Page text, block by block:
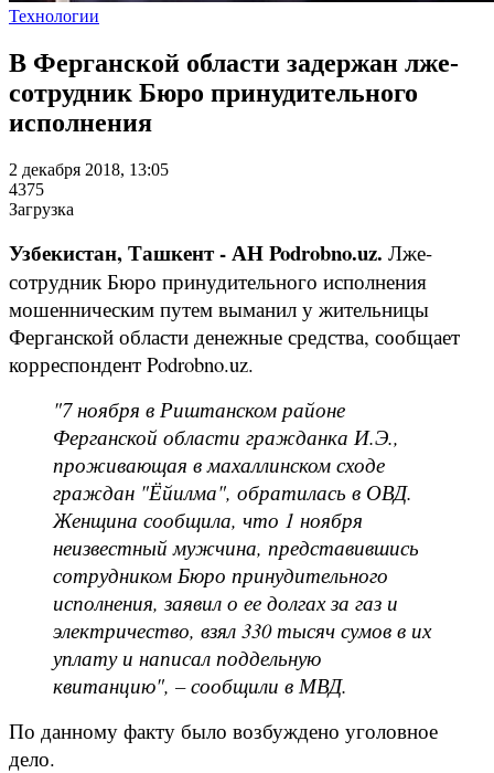
Технологии
В Ферганской области задержан лже-
сотрудник Бюро принудительного
исполнения
2 декабря 2018, 13:05
4375
Загрузка
Узбекистан, Ташкент - АН Podrobno.uz. Лже-
сотрудник Бюро принудительного исполнения
мошенническим путем выманил у жительницы
Ферганской области денежные средства, сообщает
корреспондент Podrobno.uz.
"7 ноября в Риштанском районе
Ферганской области гражданка И.Э.,
проживающая в махаллинском сходе
граждан "Ёйилма", обратилась в ОВД.
Женщина сообщила, что 1 ноября
неизвестный мужчина, представившись
сотрудником Бюро принудительного
исполнения, заявил о ее долгах за газ и
электричество, взял 330 тысяч сумов в их
уплату и написал поддельную
квитанцию", – сообщили в МВД.
По данному факту было возбуждено уголовное
дело.